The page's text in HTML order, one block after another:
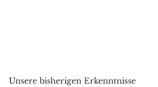
Unsere bisherigen Erkenntnisse